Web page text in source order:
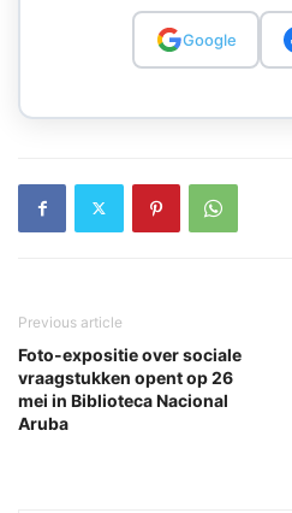
Google
Previous article
Foto-expositie over sociale
vraagstukken opent op 26
mei in Biblioteca Nacional
Aruba